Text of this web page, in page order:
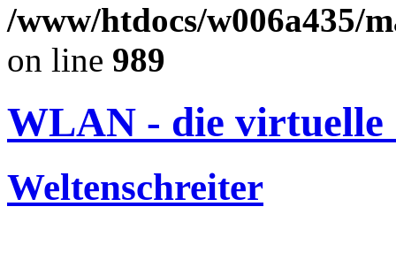
/www/htdocs/w006a435/
on line 989
WLAN - die virtuelle
Weltenschreiter